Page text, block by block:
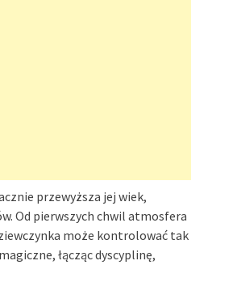
przewyższa jej wiek,
Od pierwszych chwil atmosfera
może kontrolować tak
łącząc dyscyplinę,